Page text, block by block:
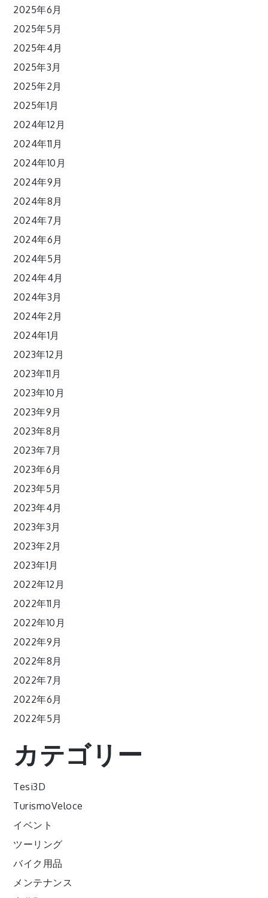
2025年6月
2025年5月
2025年4月
2025年3月
2025年2月
2025年1月
2024年12月
2024年11月
2024年10月
2024年9月
2024年8月
2024年7月
2024年6月
2024年5月
2024年4月
2024年3月
2024年2月
2024年1月
2023年12月
2023年11月
2023年10月
2023年9月
2023年8月
2023年7月
2023年6月
2023年5月
2023年4月
2023年3月
2023年2月
2023年1月
2022年12月
2022年11月
2022年10月
2022年9月
2022年8月
2022年7月
2022年6月
2022年5月
カテゴリー
Tesi3D
TurismoVeloce
イベント
ツーリング
バイク用品
メンテナンス